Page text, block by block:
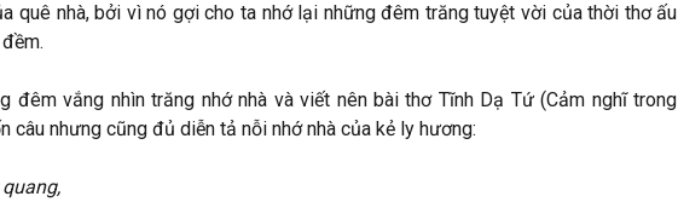
quê nhà, bởi vì nó gợi cho ta nhớ lại những đêm trăng tuyệt vời của thời thơ ấu
đêm vắng nhìn trăng nhớ nhà và viết nên bài thơ Tĩnh Dạ Tứ (Cảm nghĩ trong
câu nhưng cũng đủ diễn tả nỗi nhớ nhà của kẻ ly hương: